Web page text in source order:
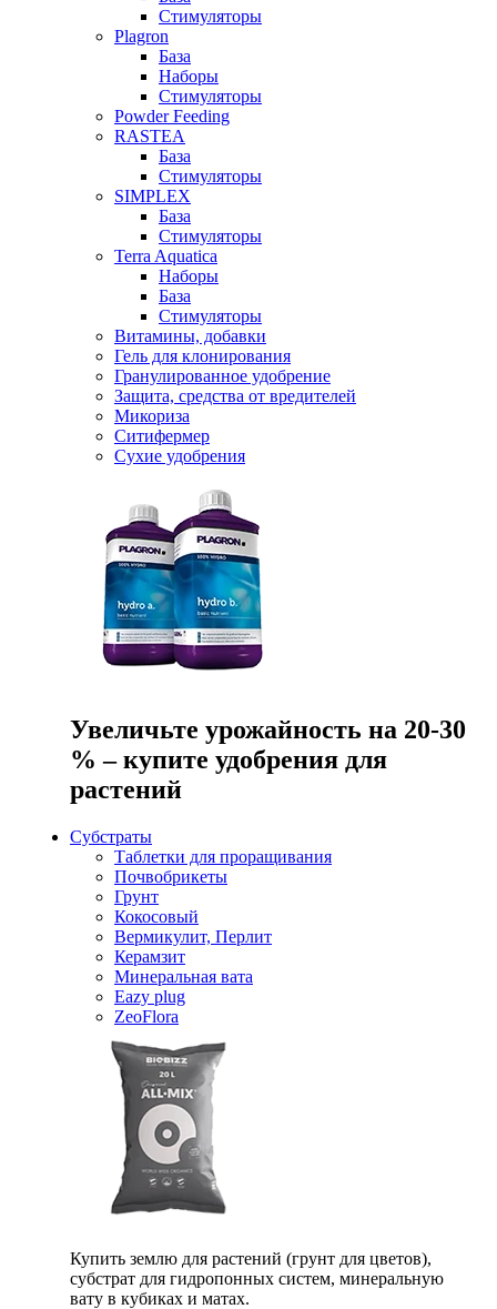
Стимуляторы
Plagron
База
Наборы
Стимуляторы
Powder Feeding
RASTEA
База
Стимуляторы
SIMPLEX
База
Стимуляторы
Terra Aquatica
Наборы
База
Стимуляторы
Витамины, добавки
Гель для клонирования
Гранулированное удобрение
Защита, средства от вредителей
Микориза
Ситифермер
Сухие удобрения
Увеличьте урожайность на 20-30
% – купите удобрения для
растений
Субстраты
Таблетки для проращивания
Почвобрикеты
Грунт
Кокосовый
Вермикулит, Перлит
Керамзит
Минеральная вата
Eazy plug
ZeoFlora
Купить землю для растений (грунт для цветов),
субстрат для гидропонных систем, минеральную
вату в кубиках и матах.